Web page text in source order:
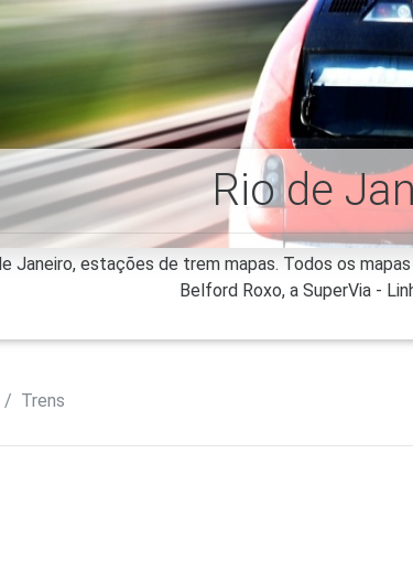
Rio de
Janeiro, estações de trem mapas. Todos os
Belford Roxo, a SuperVia -
Trens